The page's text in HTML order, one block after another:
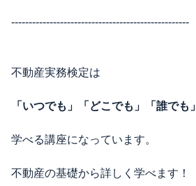
---------------------------------------------------
不動産実務検定は
「いつでも」「どこでも」「誰でも」
学べる講座になっています。
不動産の基礎から詳しく学べます！